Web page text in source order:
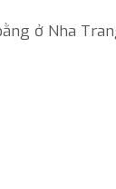
ở Nha